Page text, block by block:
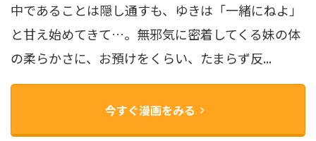
中であることは隠し通すも、ゆきは「一緒にねよ」
と甘え始めてきて…。無邪気に密着してくる妹の体
の柔らかさに、お預けをくらい、たまらず反...
今すぐ漫画をみる